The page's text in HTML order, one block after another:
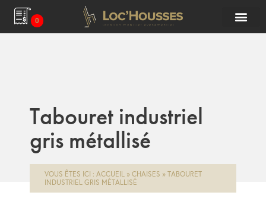
0
Tabouret industriel
gris métallisé
VOUS ÊTES ICI : ACCUEIL » CHAISES » TABOURET
INDUSTRIEL GRIS MÉTALLISÉ